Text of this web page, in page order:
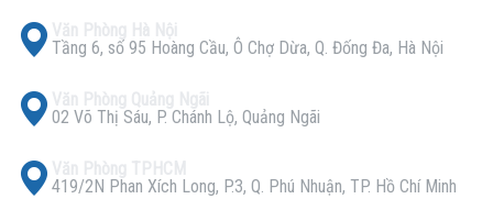
Tầng 6, số 95 Hoàng Cầu, Ô Chợ Dừa, Q. Đống Đa, Hà Nội
02 Võ Thị Sáu, P. Chánh Lộ, Quảng Ngãi
419/2N Phan Xích Long, P.3, Q. Phú Nhuận, TP. Hồ Chí Minh